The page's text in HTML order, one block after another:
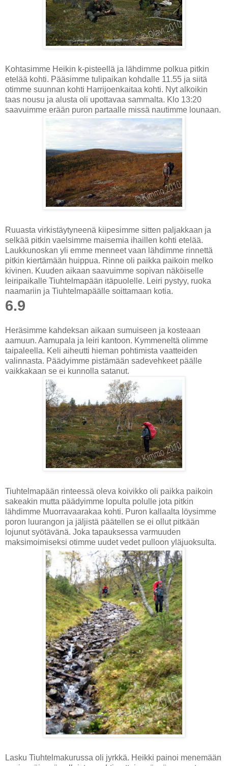
Kohtasimme Heikin k-pisteellä ja lähdimme polkua pitkin
etelää kohti. Pääsimme tulipaikan kohdalle 11.55 ja siitä
otimme suunnan kohti Harrijoenkaitaa kohti. Nyt alkoikin
taas nousu ja alusta oli upottavaa sammalta. Klo 13:20
saavuimme erään puron partaalle missä nautimme lounaan.
Ruuasta virkistäytyneenä kiipesimme sitten paljakkaan ja
selkää pitkin vaelsimme maisemia ihaillen kohti etelää.
Laukkunoskan yli emme menneet vaan lähdimme rinnettä
pitkin kiertämään huippua. Rinne oli paikka paikoin melko
kivinen. Kuuden aikaan saavuimme sopivan näköiselle
leiripaikalle Tiuhtelmapään itäpuolelle. Leiri pystyy, ruoka
naamariin ja Tiuhtelmapäälle soittamaan kotia.
6.9
Heräsimme kahdeksan aikaan sumuiseen ja kosteaan
aamuun. Aamupala ja leiri kantoon. Kymmeneltä olimme
taipaleella. Keli aiheutti hieman pohtimista vaatteiden
valinnasta. Päädyimme pistämään sadevehkeet päälle
vaikkakaan se ei kunnolla satanut.
Tiuhtelmapään rinteessä oleva koivikko oli paikka paikoin
sakeakin mutta päädyimme lopulta polulle jota pitkin
lähdimme Muorravaarakaa kohti. Puron kallaalta löysimme
poron luurangon ja jäljistä päätellen se ei ollut pitkään
lojunut syötävänä. Joka tapauksessa varmuuden
maksimoimiseksi otimme uudet vedet pulloon yläjuoksulta.
Lasku Tiuhtelmakurussa oli jyrkkä. Heikki painoi menemään